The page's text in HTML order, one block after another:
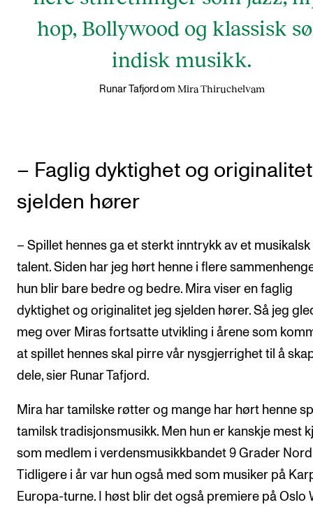
hop, Bollywood og klassisk
indisk musikk.
Runar Tafjord om Mira Thiruchelvam
– Faglig dyktighet og
sjelden hører
– Spillet hennes ga et sterkt inntrykk av et musikalsk
talent. Siden har jeg hørt henne i flere
hun blir bare bedre og bedre. Mira viser en faglig
dyktighet og originalitet jeg sjelden hører. Så jeg
meg over Miras fortsatte utvikling i årene som
at spillet hennes skal pirre vår nysgjerrighet til å
dele, sier Runar Tafjord.
Mira har tamilske røtter og mange har hørt henne
tamilsk tradisjonsmusikk. Men hun er kanskje mest
som medlem i verdensmusikkbandet 9 Grader
Tidligere i år var hun også med som musiker på
Europa-turne. I høst blir det også premiere på Oslo